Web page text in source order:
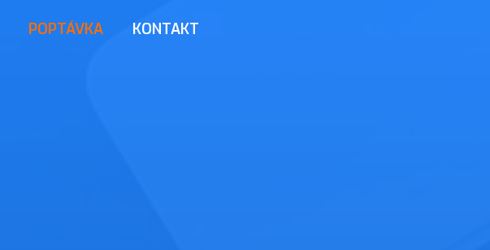
POPTÁVKA KONTAKT